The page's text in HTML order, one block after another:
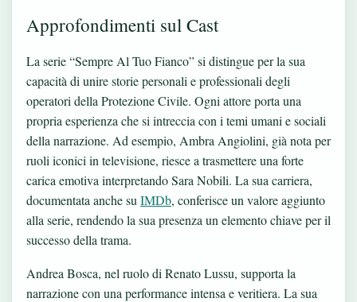
Approfondimenti sul Cast
La serie “Sempre Al Tuo Fianco” si distingue per la sua
capacità di unire storie personali e professionali degli
operatori della Protezione Civile. Ogni attore porta una
propria esperienza che si intreccia con i temi umani e sociali
della narrazione. Ad esempio, Ambra Angiolini, già nota per
ruoli iconici in televisione, riesce a trasmettere una forte
carica emotiva interpretando Sara Nobili. La sua carriera,
documentata anche su IMDb, conferisce un valore aggiunto
alla serie, rendendo la sua presenza un elemento chiave per il
successo della trama.
Andrea Bosca, nel ruolo di Renato Lussu, supporta la
narrazione con una performance intensa e veritiera. La sua